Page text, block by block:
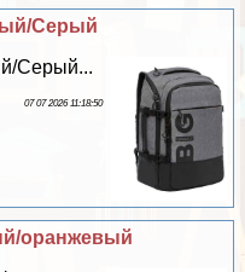
Серый
Серый...
07 07 2026 11:18:50
оранжевый